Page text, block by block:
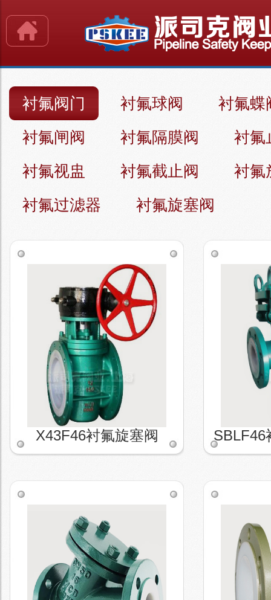
衬氟阀门 衬氟球阀
衬氟蝶
衬氟闸阀
衬氟隔膜阀
衬氟
衬氟视盅
衬氟截止阀
衬氟
衬氟过滤器
衬氟旋塞阀
X43F46衬氟旋塞阀 SBLF46